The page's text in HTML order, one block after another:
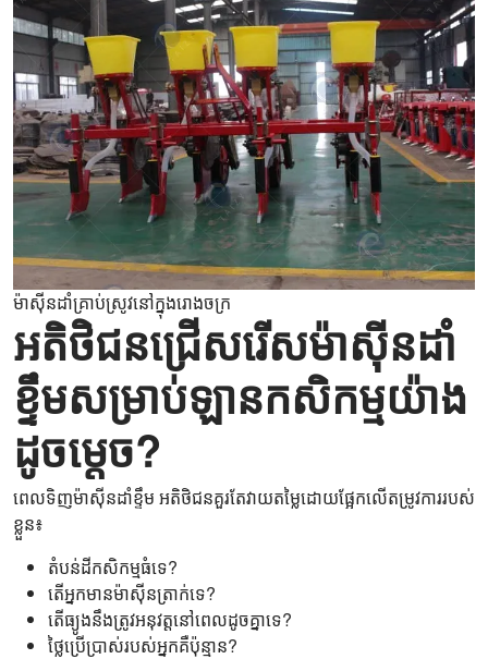
ម៉ាស៊ីនដាំគ្រាប់ស្រូវនៅក្នុងរោងចក្រ
អតិថិជនជ្រើសរើសម៉ាស៊ីនដាំ
ខ្ទឹមសម្រាប់ឡានកសិកម្មយ៉ាង
ដូចម្តេច?
ពេលទិញម៉ាស៊ីនដាំខ្ទឹម អតិថិជនគួរតែវាយតម្លៃដោយផ្អែកលើតម្រូវការរបស់
ខ្លួន៖
តំបន់ដីកសិកម្មធំទេ?
តើអ្នកមានម៉ាស៊ីនត្រាក់ទេ?
តើធ្យូងនឹងត្រូវអនុវត្តនៅពេលដូចគ្នា​ទេ?
ថ្លៃប្រើប្រាស់របស់អ្នកគឺប៉ុន្មាន?